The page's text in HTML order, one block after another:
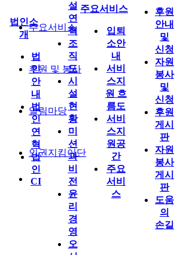
주요서비스
후원 및 봉사
알림마당
인권지킴이단
법인소
개
법
인
안
내
법
인
연
혁
법
인
CI
설
연
혁
조
직
도
시
설
현
황
미
션
과
비
전
윤
리
경
영
오
주요서비스
입퇴
소안
내
서비
스지
원 흐
름도
서비
스지
원공
간
주요
서비
스
후원
안내
및
신청
자원
봉사
및
신청
후원
게시
판
자원
봉사
게시
판
도움
의
손길